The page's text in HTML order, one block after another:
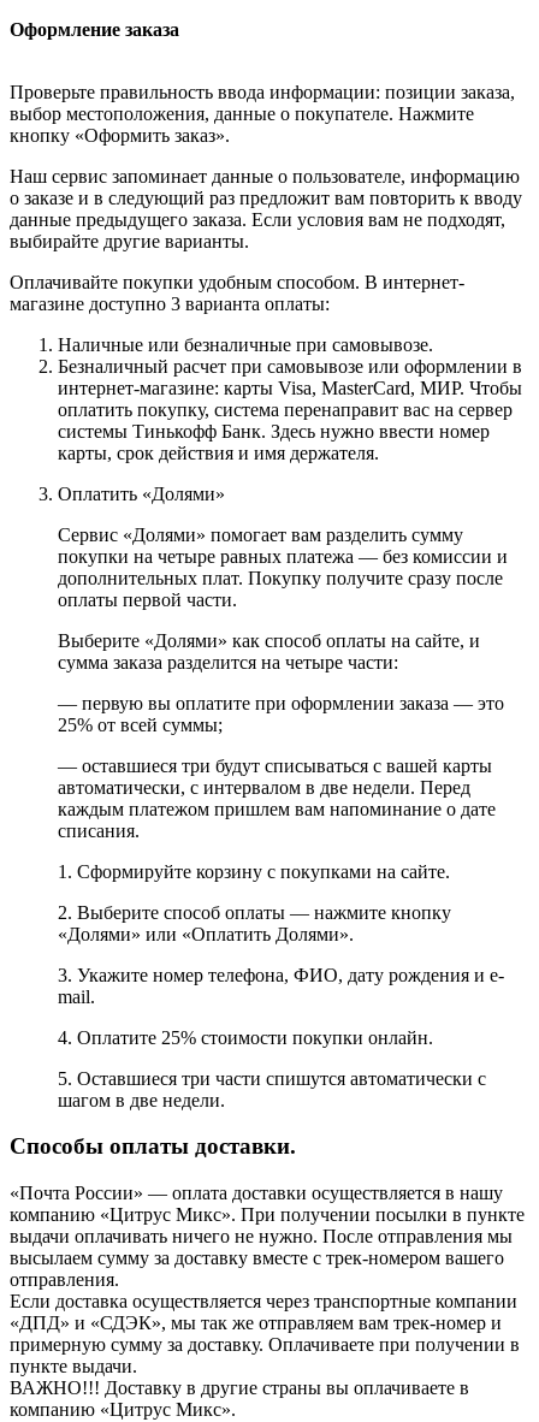
Оформление заказа
Проверьте правильность ввода информации: позиции заказа,
выбор местоположения, данные о покупателе. Нажмите
кнопку «Оформить заказ».
Наш сервис запоминает данные о пользователе, информацию
о заказе и в следующий раз предложит вам повторить к вводу
данные предыдущего заказа. Если условия вам не подходят,
выбирайте другие варианты.
Оплачивайте покупки удобным способом. В интернет-
магазине доступно 3 варианта оплаты:
Наличные или безналичные при самовывозе.
Безналичный расчет при самовывозе или оформлении в
интернет-магазине: карты Visa, MasterCard, МИР. Чтобы
оплатить покупку, система перенаправит вас на сервер
системы Тинькофф Банк. Здесь нужно ввести номер
карты, срок действия и имя держателя.
Оплатить «Долями»
Сервис «Долями» помогает вам разделить сумму
покупки на четыре равных платежа — без комиссии и
дополнительных плат. Покупку получите сразу после
оплаты первой части.
Выберите «Долями» как способ оплаты на сайте, и
сумма заказа разделится на четыре части:
— первую вы оплатите при оформлении заказа — это
25% от всей суммы;
— оставшиеся три будут списываться с вашей карты
автоматически, с интервалом в две недели. Перед
каждым платежом пришлем вам напоминание о дате
списания.
1. Сформируйте корзину с покупками на сайте.
2. Выберите способ оплаты — нажмите кнопку
«Долями» или «Оплатить Долями».
3. Укажите номер телефона, ФИО, дату рождения и e-
mail.
4. Оплатите 25% стоимости покупки онлайн.
5. Оставшиеся три части спишутся автоматически с
шагом в две недели.
Способы оплаты доставки.
«Почта России» — оплата доставки осуществляется в нашу
компанию «Цитрус Микс». При получении посылки в пункте
выдачи оплачивать ничего не нужно. После отправления мы
высылаем сумму за доставку вместе с трек-номером вашего
отправления.
Если доставка осуществляется через транспортные компании
«ДПД» и «СДЭК», мы так же отправляем вам трек-номер и
примерную сумму за доставку. Оплачиваете при получении в
пункте выдачи.
ВАЖНО!!! Доставку в другие страны вы оплачиваете в
компанию «Цитрус Микс».